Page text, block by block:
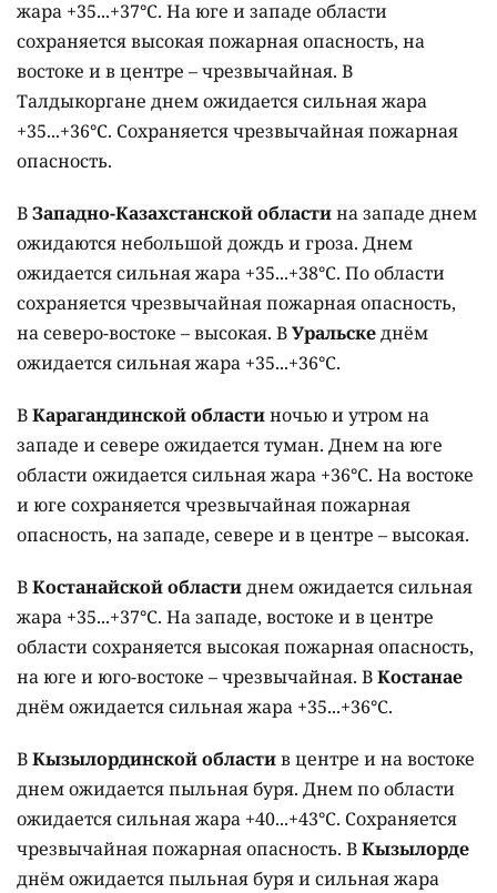
жара +35...+37°C. На юге и западе области
сохраняется высокая пожарная опасность, на
востоке и в центре – чрезвычайная. В
Талдыкоргане днем ожидается сильная жара
+35...+36°C. Сохраняется чрезвычайная пожарная
опасность.
ВЗападно-Казахстанской областина западе днем
ожидаются небольшой дождь и гроза. Днем
ожидается сильная жара +35...+38°C. По области
сохраняется чрезвычайная пожарная опасность,
на северо-востоке – высокая. ВУральскеднём
ожидается сильная жара +35...+36°C.
ВКарагандинской областиночью и утром на
западе и севере ожидается туман. Днем на юге
области ожидается сильная жара +36°C. На востоке
и юге сохраняется чрезвычайная пожарная
опасность, на западе, севере и в центре – высокая.
ВКостанайской областиднем ожидается сильная
жара +35...+37°C. На западе, востоке и в центре
области сохраняется высокая пожарная опасность,
на юге и юго-востоке – чрезвычайная. ВКостанае
днём ожидается сильная жара +35...+36°C.
ВКызылординской областив центре и на востоке
днем ожидается пыльная буря. Днем по области
ожидается сильная жара +40...+43°C. Сохраняется
чрезвычайная пожарная опасность. ВКызылорде
днём ожидается пыльная буря и сильная жара